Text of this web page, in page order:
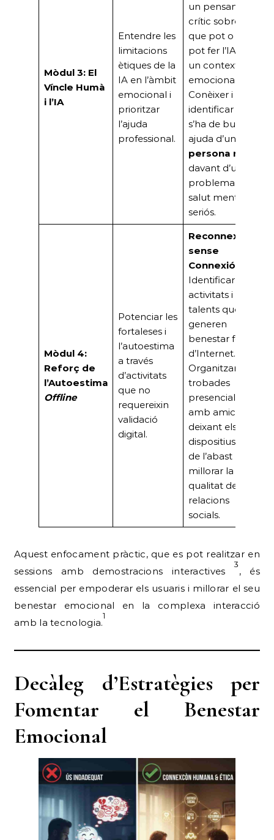
Mòdul 3: El
Víncle Humà
i l’IA
Entendre les
limitacions
ètiques de la
IA en l’àmbit
emocional i
prioritzar
l’ajuda
professional.
un pensament
crític sobre el
que pot o no
pot fer l’IA en
un context
emocional.
Conèixer i
identificar quan
s’ha de buscar
ajuda d’una
persona real
davant d’un
problema de
salut mental
seriós.
Mòdul 4:
Reforç de
l’Autoestima
Offline
Potenciar les
fortaleses i
l’autoestima
a través
d’activitats
que no
requereixin
validació
digital.
Reconnexió
sense
Connexió:
Identificar
activitats i
talents que
generen
benestar fora
d’Internet.
Organitzar
trobades
presencials
amb amics,
deixant els
dispositius fora
de l’abast per
millorar la
qualitat de les
relacions
socials.
Aquest enfocament pràctic, que es pot realitzar en
sessions amb demostracions interactives
3
, és
essencial per empoderar els usuaris i millorar el seu
benestar emocional en la complexa interacció
amb la tecnologia.
1
Decàleg d’Estratègies per
Fomentar el Benestar
Emocional